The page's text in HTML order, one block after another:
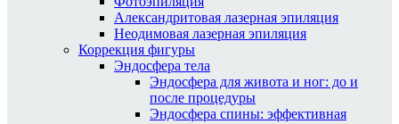
Александритовая лазерная эпиляция
Неодимовая лазерная эпиляция
Коррекция фигуры
Эндосфера тела
Эндосфера для живота и ног: до и
после процедуры
Эндосфера спины: эффективная